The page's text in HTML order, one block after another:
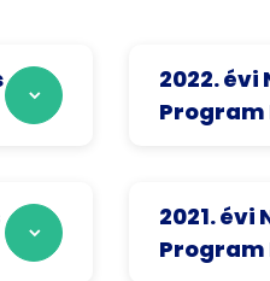
2022.
Program
2021.
Program